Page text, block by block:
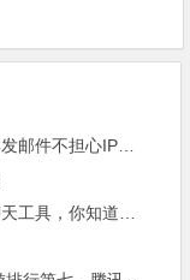
外贸邮件营销的免费工具——小满快发：群发邮件不担心IP被封
进博会倒计时，外贸沟通中，老外喜欢的聊天工具，你知道几种？